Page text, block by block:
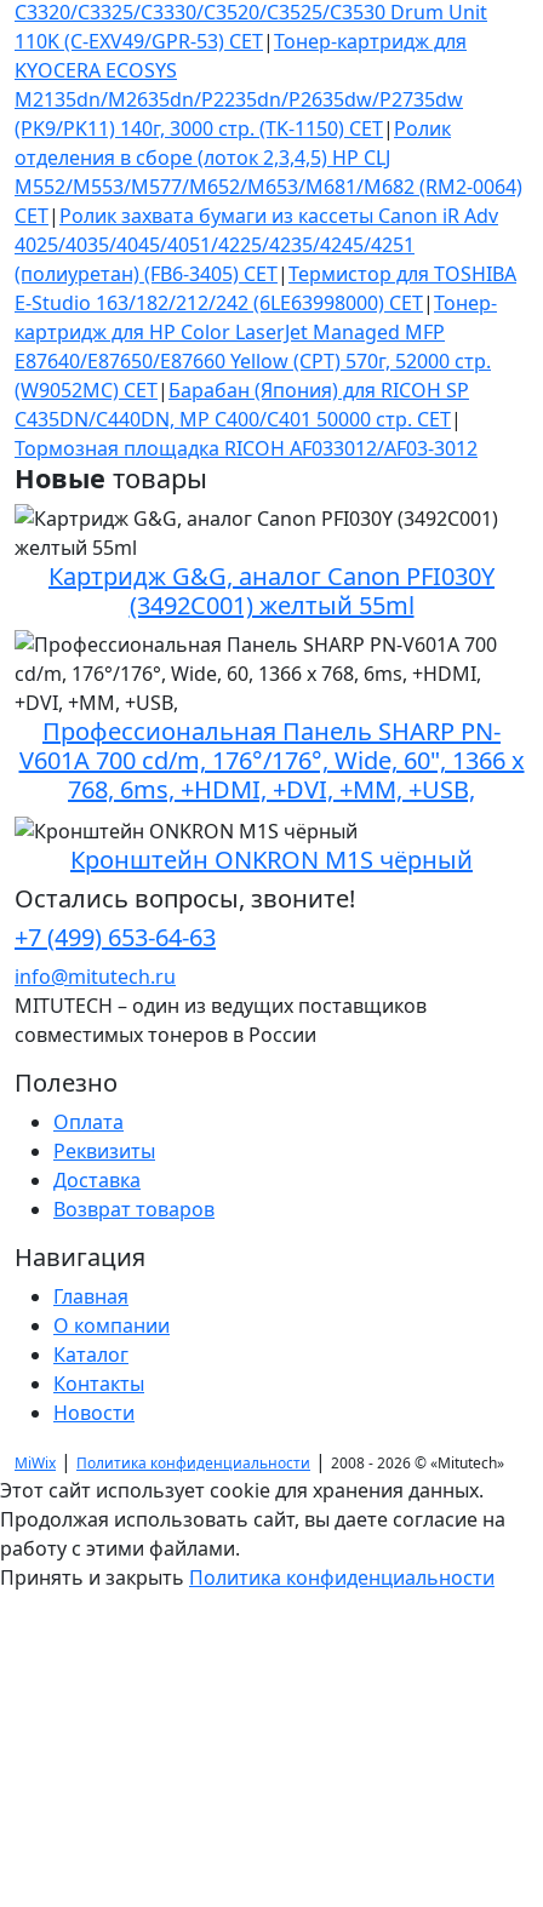
C3320/C3325/C3330/C3520/C3525/C3530 Drum Unit
110K (C-EXV49/GPR-53) CET|Тонер-картридж для
KYOCERA ECOSYS
M2135dn/M2635dn/P2235dn/P2635dw/P2735dw
(PK9/PK11) 140г, 3000 стр. (TK-1150) CET| Ролик
отделения в сборе (лоток 2,3,4,5) HP CLJ
M552/M553/M577/M652/M653/M681/M682 (RM2-0064)
CET| Ролик захвата бумаги из кассеты Canon iR Adv
4025/4035/4045/4051/4225/4235/4245/4251
(полиуретан) (FB6-3405) CET|Термистор для TOSHIBA
E-Studio 163/182/212/242 (6LE63998000) CET|Тонер-
картридж для HP Color LaserJet Managed MFP
E87640/E87650/E87660 Yellow (CPT) 570г, 52000 стр.
(W9052MC) CET| Барабан (Япония) для RICOH SP
C435DN/C440DN, MP C400/C401 50000 стр. CET|
Тормозная площадка RICOH AF033012/AF03-3012
Новые товары
Картридж G&G, аналог Canon PFI030Y
(3492C001) желтый 55ml
Профессиональная Панель SHARP PN-
V601A 700 cd/m, 176°/176°, Wide, 60", 1366 x
768, 6ms, +НDMI, +DVI, +MM, +USB,
Кронштейн ONKRON M1S чёрный
Остались вопросы, звоните!
+7 (499) 653-64-63
info@mitutech.ru
MITUTECH – один из ведущих поставщиков
совместимых тонеров в России
Полезно
Оплата
Реквизиты
Доставка
Возврат товаров
Навигация
Главная
О компании
Каталог
Контакты
Новости
MiWix | Политика конфиденциальности | 2008 - 2026 ©«Mitutech»
Этот сайт использует cookie для хранения данных.
Продолжая использовать сайт, вы даете согласие на
работу с этими файлами.
Принять и закрыть Политика конфиденциальности